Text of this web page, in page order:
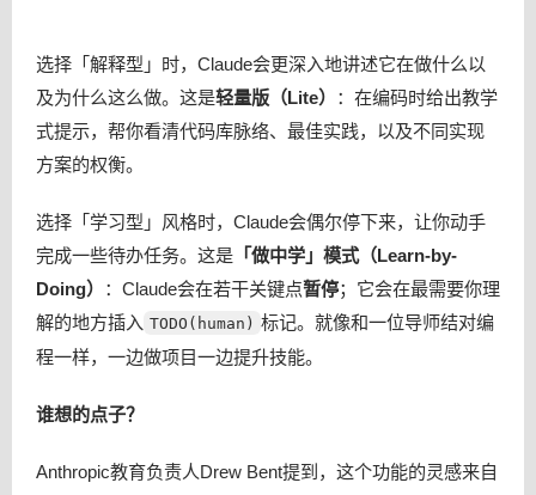
选择「解释型」时，Claude会更深入地讲述它在做什么以
及为什么这么做。这是轻量版（Lite）
：在编码时给出教学
式提示，帮你看清代码库脉络、最佳实践，以及不同实现
方案的权衡。
选择「学习型」风格时，Claude会偶尔停下来，让你动手
完成一些待办任务。这是 「做中学」模式（Learn-by-
Doing）
：Claude会在若干关键点暂停；它会在最需要你理
解的地方插入 TODO(human) 标记。就像和一位导师结对编
程一样，一边做项目一边提升技能。
谁想的点子？
Anthropic教育负责人Drew Bent提到，这个功能的灵感来自